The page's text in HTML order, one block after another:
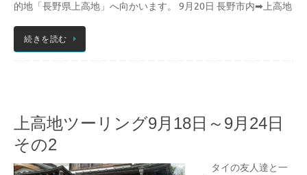
的地「長野県上高地」へ向かいます。 9月20日 長野市内➡上高地
続きを読む
上高地ツーリング9月18日～9月24日
その2
タイの友人達と一